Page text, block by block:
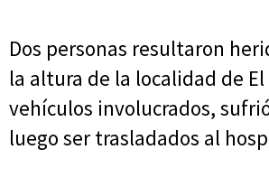
Dos personas resultaron
la altura de la localidad de
vehículos involucrados,
luego ser trasladados al